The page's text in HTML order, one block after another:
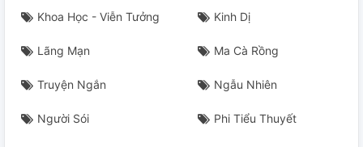
Nhật Ký Ra Đời Của Bé 50 Won (p18)
Bỗng Một Ngày Lee Yoohan Bị Mất Trí Nhớ (p1)
Bỗng Một Ngày Lee Yoohan Bị Mất Trí Nhớ (p2)
Bỗng Một Ngày Lee Yoohan Bị Mất Trí Nhớ (p3)
Khoa Học - Viễn Tưởng Kinh Dị
Lãng Mạn Ma Cà Rồng
Truyện Ngắn Ngẫu Nhiên
Người Sói Phi Tiểu Thuyết